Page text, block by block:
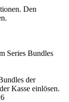
Den
Series Bundles
der
Kasse einlösen.